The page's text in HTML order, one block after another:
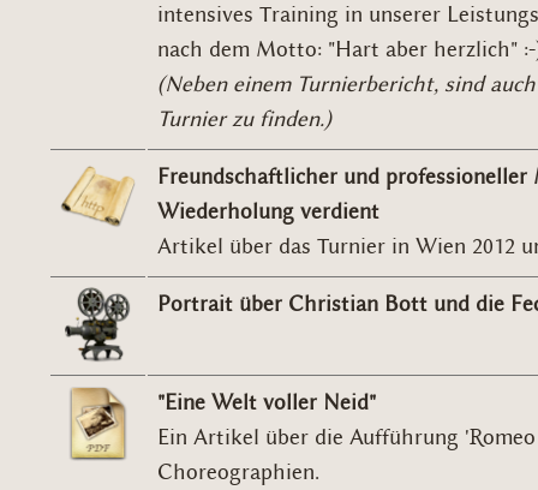
intensives Training in unserer
nach dem Motto: "Hart aber herzlich"
(Neben einem Turnierbericht, sind
Turnier zu finden.)
Freundschaftlicher und professioneller
Wiederholung verdient
Artikel über das Turnier in Wien 2012
Portrait über Christian Bott und die
"Eine Welt voller Neid"
Ein Artikel über die Aufführung
Choreographien.